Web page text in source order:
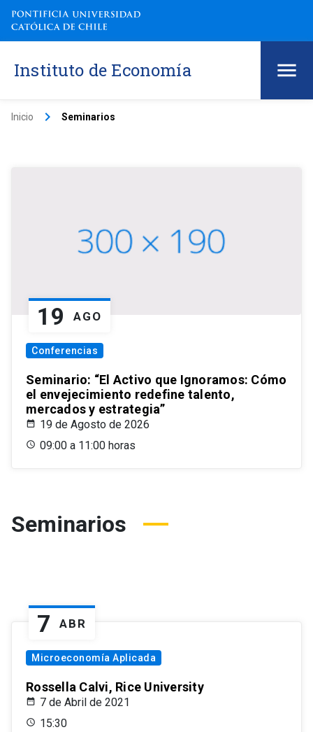
Instituto de Economía
Inicio keyboard_arrow_right Seminarios
19 AGO
Conferencias
Seminario: “El Activo que Ignoramos: Cómo
el envejecimiento redefine talento,
mercados y estrategia”
19 de Agosto de 2026
09:00 a 11:00 horas
Seminarios
7 ABR
Microeconomía Aplicada
Rossella Calvi, Rice University
7 de Abril de 2021
15:30